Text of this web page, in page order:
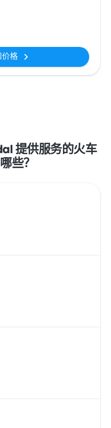
价格
提供服务的火车
些？